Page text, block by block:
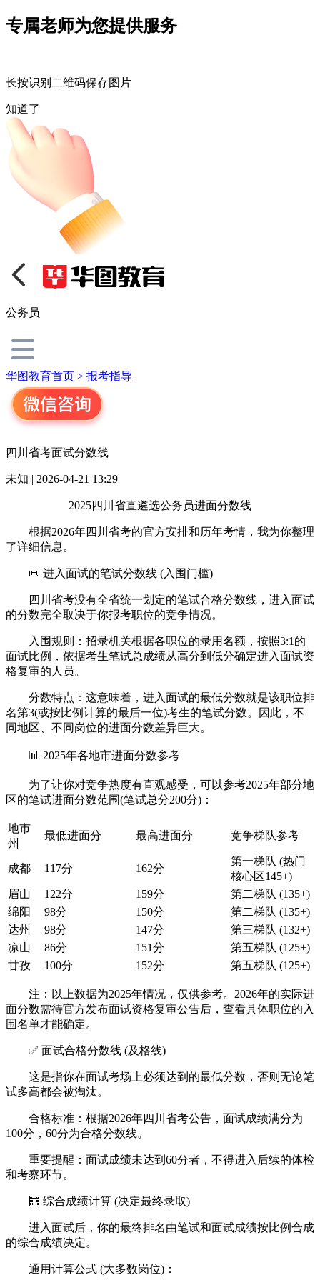
专属老师为您提供服务
长按识别二维码保存图片
知道了
公务员
华图教育首页 > 报考指导
四川省考面试分数线
未知 | 2026-04-21 13:29
2025四川省直遴选公务员进面分数线
根据2026年四川省考的官方安排和历年考情，我为你整理
了详细信息。
📜 进入面试的笔试分数线 (入围门槛)
四川省考没有全省统一划定的笔试合格分数线，进入面试
的分数完全取决于你报考职位的竞争情况。
入围规则：招录机关根据各职位的录用名额，按照3:1的
面试比例，依据考生笔试总成绩从高分到低分确定进入面试资
格复审的人员。
分数特点：这意味着，进入面试的最低分数就是该职位排
名第3(或按比例计算的最后一位)考生的笔试分数。因此，不
同地区、不同岗位的进面分数差异巨大。
📊 2025年各地市进面分数参考
为了让你对竞争热度有直观感受，可以参考2025年部分地
区的笔试进面分数范围(笔试总分200分)：
地市
州
最低进面分 最高进面分 竞争梯队参考
成都 117分 162分
第一梯队 (热门
核心区145+)
眉山
122分 159分
第二梯队 (135+)
绵阳
98分 150分
第二梯队 (135+)
达州
98分 147分
第三梯队 (132+)
凉山
86分 151分
第五梯队 (125+)
甘孜
100分 152分 第五梯队 (125+)
注：以上数据为2025年情况，仅供参考。2026年的实际进
面分数需待官方发布面试资格复审公告后，查看具体职位的入
围名单才能确定。
✅ 面试合格分数线 (及格线)
这是指你在面试考场上必须达到的最低分数，否则无论笔
试多高都会被淘汰。
合格标准：根据2026年四川省考公告，面试成绩满分为
100分，60分为合格分数线。
重要提醒：面试成绩未达到60分者，不得进入后续的体检
和考察环节。
🧮 综合成绩计算 (决定最终录取)
进入面试后，你的最终排名由笔试和面试成绩按比例合成
的综合成绩决定。
通用计算公式 (大多数岗位)：